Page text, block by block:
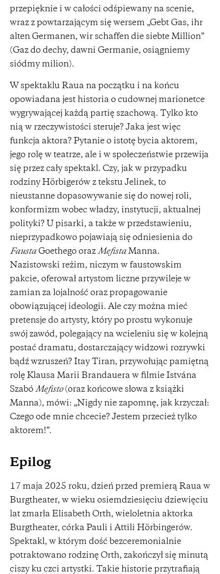
przepięknie i w całości odśpiewany na scenie,
wraz z powtarzającym się wersem „Gebt Gas, ihr
alten Germanen, wir schaffen die siebte Million”
(Gaz do dechy, dawni Germanie, osiągniemy
siódmy milion).
W spektaklu Raua na początku i na końcu
opowiadana jest historia o cudownej marionetce
wygrywającej każdą partię szachową. Tylko kto
nią w rzeczywistości steruje? Jaka jest więc
funkcja aktora? Pytanie o istotę bycia aktorem,
jego rolę w teatrze, ale i w społeczeństwie przewija
się przez cały spektakl. Czy, jak w przypadku
rodziny Hörbigerów z tekstu Jelinek, to
nieustanne dopasowywanie się do nowej roli,
konformizm wobec władzy, instytucji, aktualnej
polityki? U pisarki, a także w przedstawieniu,
nieprzypadkowo pojawiają się odniesienia do
FaustaGoethego oraz MefistaManna.
Nazistowski reżim, niczym w faustowskim
pakcie, oferował artystom liczne przywileje w
zamian za lojalność oraz propagowanie
obowiązującej ideologii. Ale czy można mieć
pretensje do artysty, który po prostu wykonuje
swój zawód, polegający na wcieleniu się w kolejną
postać dramatu, dostarczający widzowi rozrywki
bądź wzruszeń? Itay Tiran, przywołując pamiętną
rolę Klausa Marii Brandauera w filmie Istvána
Szabó Mefisto(oraz końcowe słowa z książki
Manna), mówi: „Nigdy nie zapomnę, jak krzyczał:
Czego ode mnie chcecie? Jestem przecież tylko
aktorem!”.
Epilog
17 maja 2025 roku, dzień przed premierą Raua w
Burgtheater, w wieku osiemdziesięciu dziewięciu
lat zmarła Elisabeth Orth, wieloletnia aktorka
Burgtheater, córka Pauli i Attili Hörbingerów.
Spektakl, w którym dość bezceremonialnie
potraktowano rodzinę Orth, zakończył się minutą
ciszy ku czci artystki. Takie historie przytrafiają